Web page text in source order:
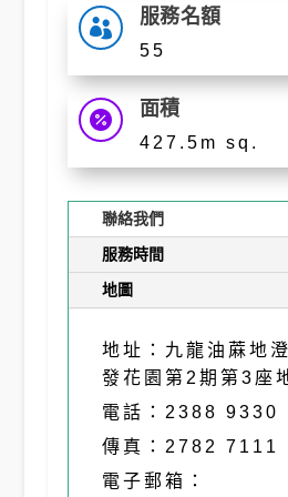
 服務名額
55
 面積
427.5m sq.
聯絡我們
服務時間
地圖
地址：九龍油蔴地
發花園第2期第3座
電話：2388 9330
傳真：2782 7111
電子郵箱：